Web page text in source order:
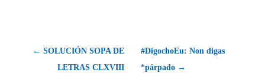
← SOLUCIÓN SOPA DE
LETRAS CLXVIII
#DígochoEu: Non digas
*párpado →